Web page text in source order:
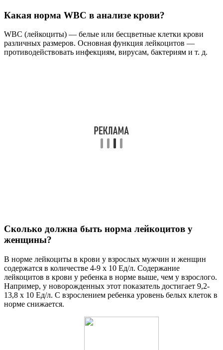
Какая норма WBC в анализе крови?
WBC (лейкоциты) — белые или бесцветные клетки крови
различных размеров. Основная функция лейкоцитов —
противодействовать инфекциям, вирусам, бактериям и т. д.
Сколько должна быть норма лейкоцитов у
женщины?
В норме лейкоциты в крови у взрослых мужчин и женщин
содержатся в количестве 4-9 x 10 Ед/л. Содержание
лейкоцитов в крови у ребенка в норме выше, чем у взрослого.
Например, у новорожденных этот показатель достигает 9,2-
13,8 x 10 Ед/л. С взрослением ребенка уровень белых клеток в
норме снижается.